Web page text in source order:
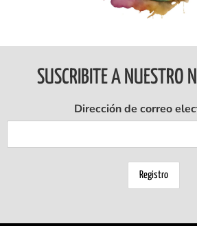
SUSCRIBITE A NUESTRO
Dirección de correo